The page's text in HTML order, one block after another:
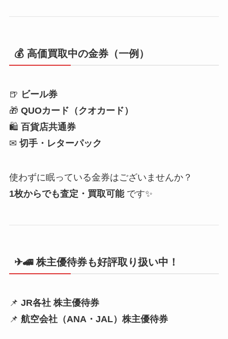
💰 高価買取中の金券（一例）
🍺 ビール券
🎁 QUOカード（クオカード）
🛍 百貨店共通券
✉ 切手・レターパック
使わずに眠っている金券はございませんか？
1枚からでも査定・買取可能です✨
✈🚄 株主優待券も好評取り扱い中！
📌 JR各社 株主優待券
📌 航空会社（ANA・JAL）株主優待券